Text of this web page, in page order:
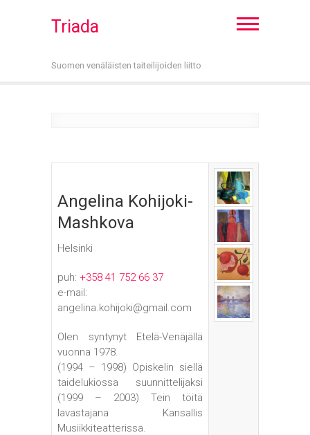
Triada
Suomen venäläisten taiteilijoiden liitto
Angelina Kohijoki-
Mashkova
Helsinki
puh: +358 41 752 66 37
e-mail:
angelina.kohijoki@gmail.com
Olen syntynyt Etelä-Venäjällä
vuonna 1978.
(1994 – 1998) Opiskelin siellä
taidelukiossa suunnittelijaksi
(1999 – 2003) Tein töitä
lavastajana Kansallis
Musiikkiteatterissa.